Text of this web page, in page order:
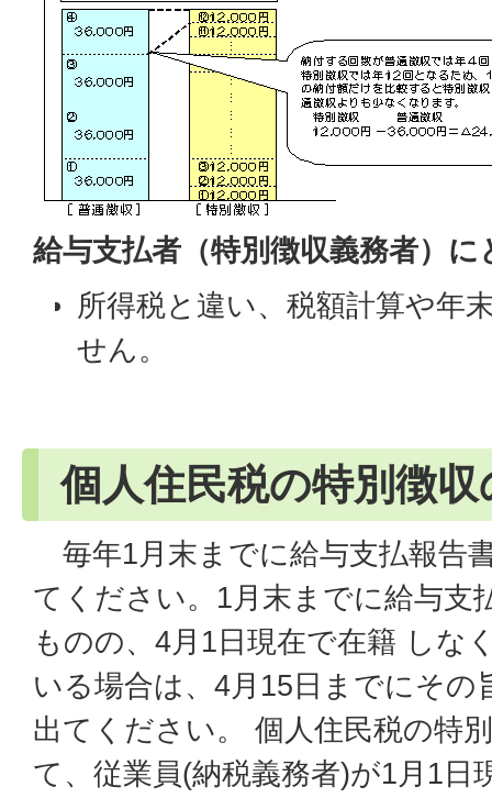
給与支払者（特別徴収義務者）に
所得税と違い、税額計算や年
せん。
個人住民税の特別徴
毎年1月末までに給与支払報告
てください。1月末までに給与支
ものの、4月1日現在で在籍 しな
いる場合は、4月15日までにその
出てください。 個人住民税の特
て、従業員(納税義務者)が1月1日